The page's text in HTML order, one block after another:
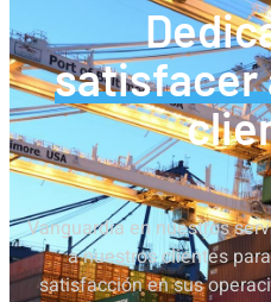
satisfacer
Vanguardia en nuestros
a nuestros clientes
satisfacción en sus